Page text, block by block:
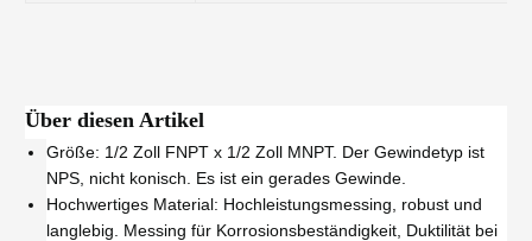
Über diesen Artikel
Größe: 1/2 Zoll FNPT x 1/2 Zoll MNPT. Der Gewindetyp ist
NPS, nicht konisch. Es ist ein gerades Gewinde.
Hochwertiges Material: Hochleistungsmessing, robust und
langlebig. Messing für Korrosionsbeständigkeit, Duktilität bei